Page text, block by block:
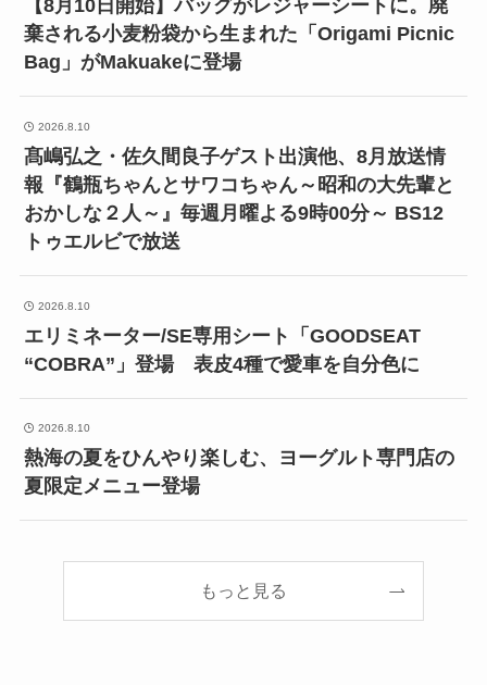
【8月10日開始】バッグがレジャーシートに。廃
棄される小麦粉袋から生まれた「Origami Picnic
Bag」がMakuakeに登場
2026.8.10
髙嶋弘之・佐久間良子ゲスト出演他、8月放送情
報『鶴瓶ちゃんとサワコちゃん～昭和の大先輩と
おかしな２人～』毎週月曜よる9時00分～ BS12
トゥエルビで放送
2026.8.10
エリミネーター/SE専用シート「GOODSEAT
“COBRA”」登場 表皮4種で愛車を自分色に
2026.8.10
熱海の夏をひんやり楽しむ、ヨーグルト専門店の
夏限定メニュー登場
もっと見る